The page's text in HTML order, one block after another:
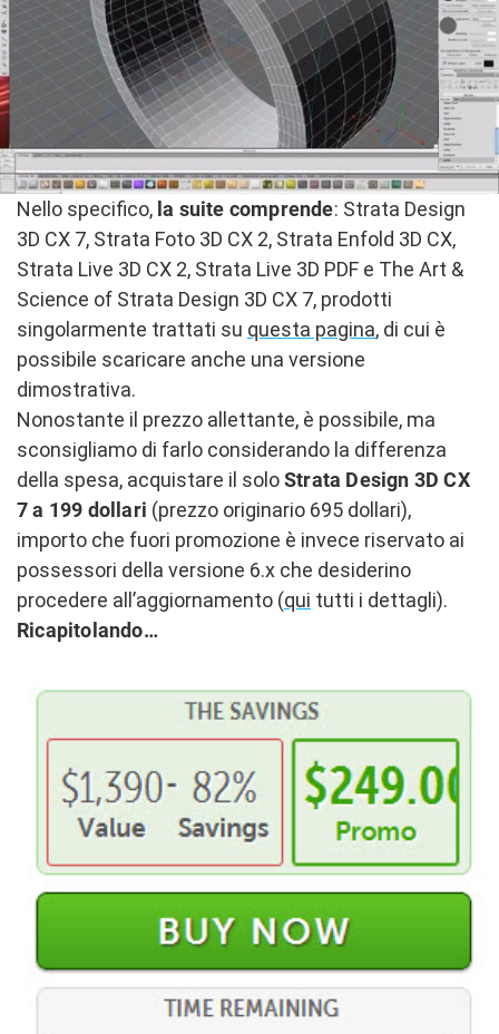
Nello specifico, la suite comprende: Strata Design
3D CX 7, Strata Foto 3D CX 2, Strata Enfold 3D CX,
Strata Live 3D CX 2, Strata Live 3D PDF e The Art &
Science of Strata Design 3D CX 7, prodotti
singolarmente trattati su questa pagina, di cui è
possibile scaricare anche una versione
dimostrativa.
Nonostante il prezzo allettante, è possibile, ma
sconsigliamo di farlo considerando la differenza
della spesa, acquistare il soloStrata Design 3D CX
7 a 199 dollari (prezzo originario 695 dollari),
importo che fuori promozione è invece riservato ai
possessori della versione 6.x che desiderino
procedere all’aggiornamento (qui tutti i dettagli).
Ricapitolando…